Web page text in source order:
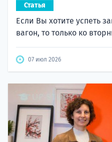
Статья
Если Вы хотите успеть
вагон, то только ко
07 июл 2026